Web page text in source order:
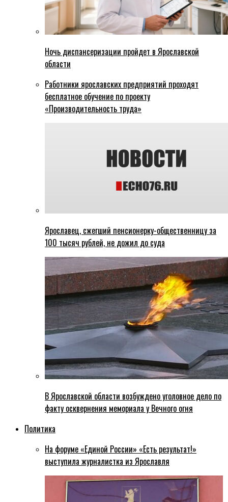
Ночь диспансеризации пройдет в Ярославской
области
Работники ярославских предприятий проходят
бесплатное обучение по проекту
«Производительность труда»
Ярославец, сжегший пенсионерку-общественницу за
100 тысяч рублей, не дожил до суда
В Ярославской области возбуждено уголовное дело по
факту осквернения мемориала у Вечного огня
Политика
На форуме «Единой России» «Есть результат!»
выступила журналистка из Ярославля